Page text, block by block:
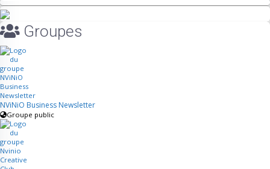
Groupes
NViNiO Business Newsletter
Groupe public
NViNiO |
NViNiO | X